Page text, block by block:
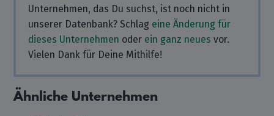
Unternehmen, das Du suchst, ist noch nicht in
unserer Datenbank? Schlag eine Änderung für
dieses Unternehmen oder ein ganz neues vor.
Vielen Dank für Deine Mithilfe!
Ähnliche Unternehmen